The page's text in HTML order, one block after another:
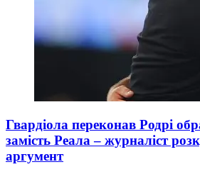
Гвардіола переконав Родрі
замість Реала – журналіст
аргумент